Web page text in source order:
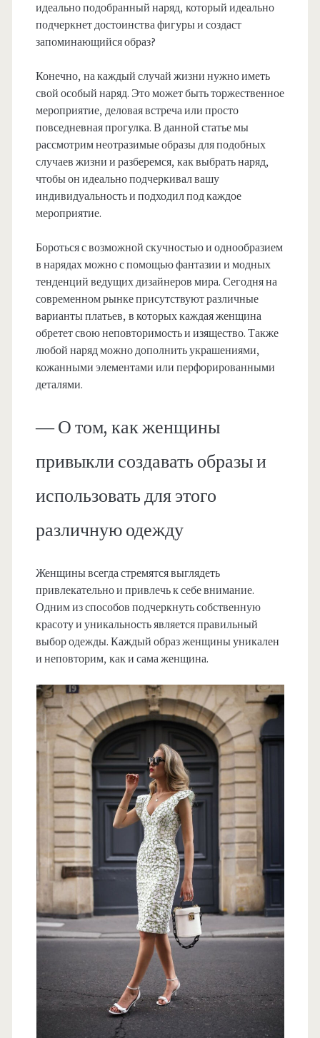
идеально подобранный наряд, который идеально
подчеркнет достоинства фигуры и создаст
запоминающийся образ?
Конечно, на каждый случай жизни нужно иметь
свой особый наряд. Это может быть торжественное
мероприятие, деловая встреча или просто
повседневная прогулка. В данной статье мы
рассмотрим неотразимые образы для подобных
случаев жизни и разберемся, как выбрать наряд,
чтобы он идеально подчеркивал вашу
индивидуальность и подходил под каждое
мероприятие.
Бороться с возможной скучностью и однообразием
в нарядах можно с помощью фантазии и модных
тенденций ведущих дизайнеров мира. Сегодня на
современном рынке присутствуют различные
варианты платьев, в которых каждая женщина
обретет свою неповторимость и изящество. Также
любой наряд можно дополнить украшениями,
кожанными элементами или перфорированными
деталями.
— О том, как женщины
привыкли создавать образы и
использовать для этого
различную одежду
Женщины всегда стремятся выглядеть
привлекательно и привлечь к себе внимание.
Одним из способов подчеркнуть собственную
красоту и уникальность является правильный
выбор одежды. Каждый образ женщины уникален
и неповторим, как и сама женщина.